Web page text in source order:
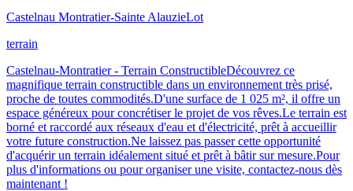
Castelnau Montratier-Sainte AlauzieLot
terrain
Castelnau-Montratier - Terrain ConstructibleDécouvrez ce
magnifique terrain constructible dans un environnement très prisé,
proche de toutes commodités.D'une surface de 1 025 m², il offre un
espace généreux pour concrétiser le projet de vos rêves.Le terrain est
borné et raccordé aux réseaux d'eau et d'électricité, prêt à accueillir
votre future construction.Ne laissez pas passer cette opportunité
d'acquérir un terrain idéalement situé et prêt à bâtir sur mesure.Pour
plus d'informations ou pour organiser une visite, contactez-nous dès
maintenant !